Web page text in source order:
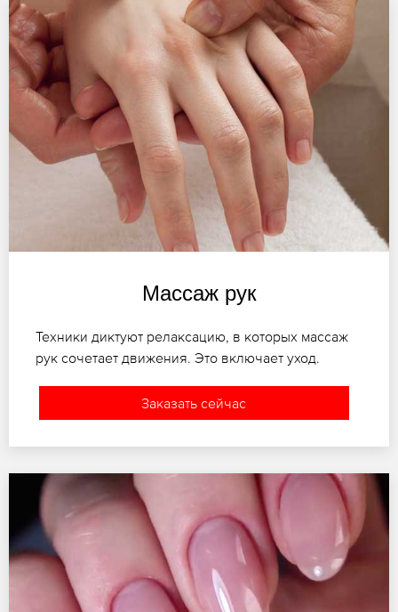
Массаж рук
Техники диктуют релаксацию, в которых массаж
рук сочетает движения. Это включает уход.
Заказать сейчас